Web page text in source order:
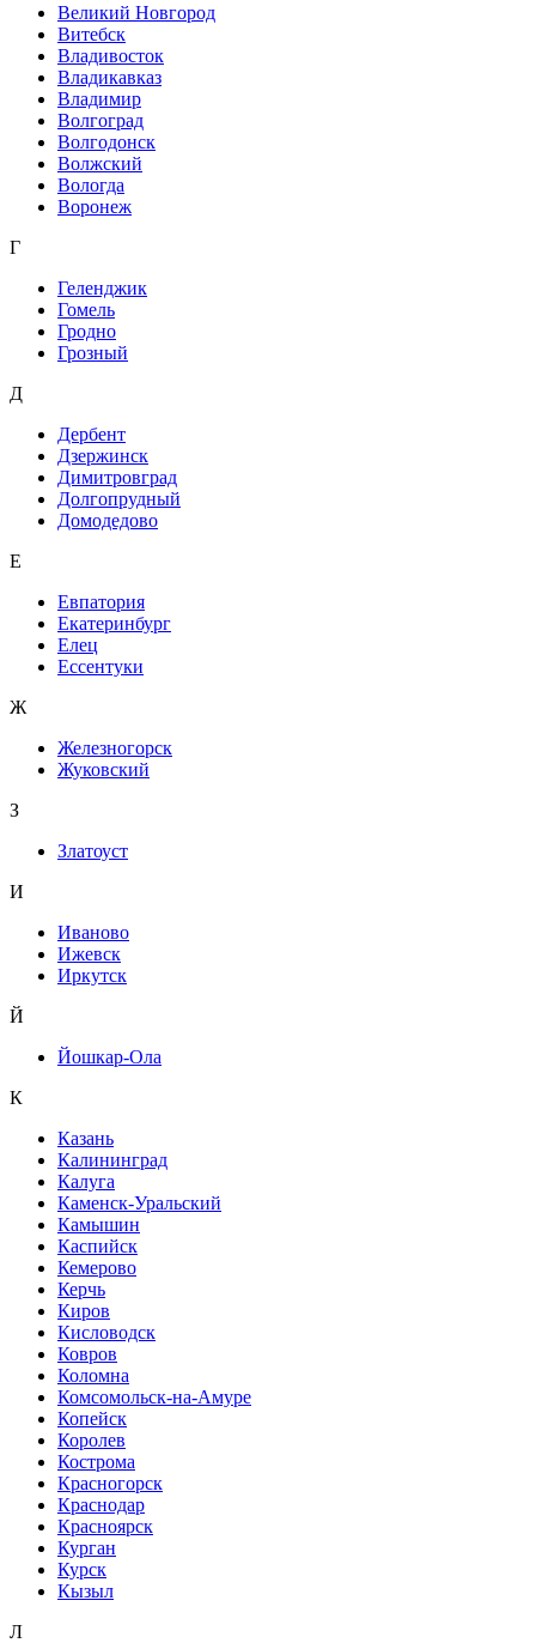
Великий Новгород
Витебск
Владивосток
Владикавказ
Владимир
Волгоград
Волгодонск
Волжский
Вологда
Воронеж
Г
Геленджик
Гомель
Гродно
Грозный
Д
Дербент
Дзержинск
Димитровград
Долгопрудный
Домодедово
Е
Евпатория
Екатеринбург
Елец
Ессентуки
Ж
Железногорск
Жуковский
З
Златоуст
И
Иваново
Ижевск
Иркутск
Й
Йошкар-Ола
К
Казань
Калининград
Калуга
Каменск-Уральский
Камышин
Каспийск
Кемерово
Керчь
Киров
Кисловодск
Ковров
Коломна
Комсомольск-на-Амуре
Копейск
Королев
Кострома
Красногорск
Краснодар
Красноярск
Курган
Курск
Кызыл
Л